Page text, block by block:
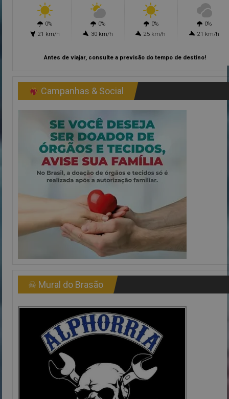
0%
21 km/h
0%
30 km/h
0%
25 km/h
0%
21 km/h
Antes de viajar, consulte a previsão do tempo de destino!
Campanhas & Social
☠ Mural do Brasão